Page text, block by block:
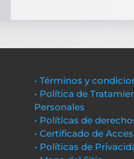
• Términos y
• Política de
Personales
• Políticas de
• Certificado de
• Políticas de